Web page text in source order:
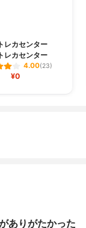
レカセンター
レカセンター
4.00(23)
¥0
ありがたかった